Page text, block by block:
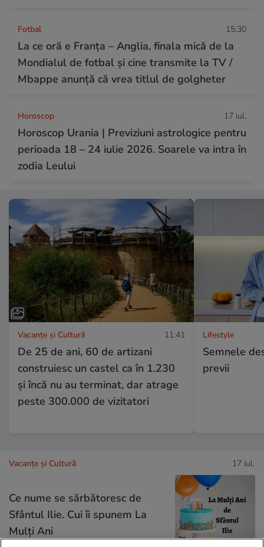
Fotbal 15:30
La ce oră e Franța – Anglia, finala mică de la
Mondialul de fotbal și cine transmite la TV /
Mbappe anunță că vrea titlul de golgheter
Horoscop 17 iul.
Horoscop Urania | Previziuni astrologice pentru
perioada 18 – 24 iulie 2026. Soarele va intra în
zodia Leului
Vacanțe și Cultură 11:41
De 25 de ani, 60 de artizani
construiesc un castel ca în 1.230
și încă nu au terminat, dar atrage
peste 300.000 de vizitatori
Lifestyle
Semnele
previi
Vacanțe și Cultură 17 iul.
Ce nume se sărbătoresc de
Sfântul Ilie. Cui îi spunem La
Mulți Ani